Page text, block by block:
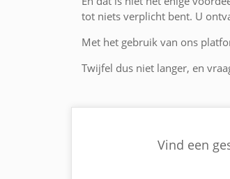
tot niets verplicht bent. U
Met het gebruik van ons
Twijfel dus niet langer, en
Vind een